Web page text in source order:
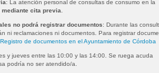
: La atención personal de consultas de consumo en la
cita previa
no podrá registrar documentos: Durante las
ni reclamaciones ni documentos. Para registrar
Registro de documentos en el Ayuntamiento de Córdoba
y jueves entre las 10:00 y las 14:00. Se ruega acuda
podría no ser atendido/a.